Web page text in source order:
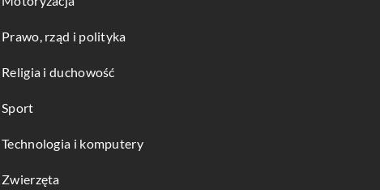
Prawo, rząd i polityka
Religia i duchowość
Sport
Technologia i komputery
Zwierzęta